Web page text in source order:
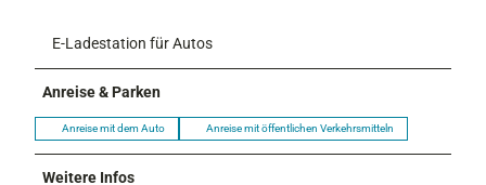
E-Ladestation für Autos
Anreise & Parken
Anreise mit dem Auto Anreise mit öffentlichen Verkehrsmitteln
Weitere Infos